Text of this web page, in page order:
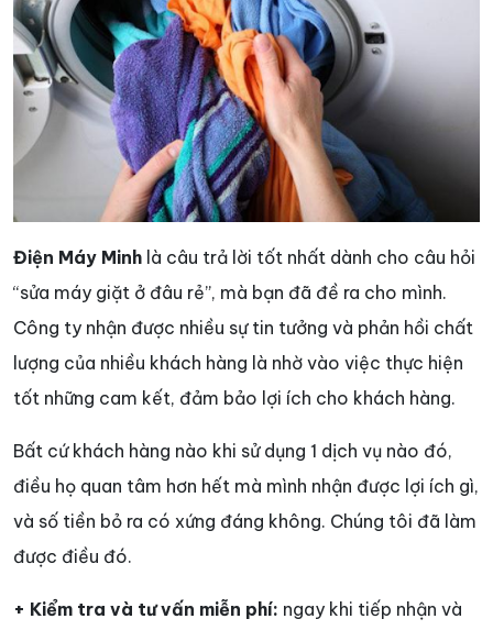
Điện Máy Minh là câu trả lời tốt nhất dành cho câu hỏi
“sửa máy giặt ở đâu rẻ”, mà bạn đã đề ra cho mình.
Công ty nhận được nhiều sự tin tưởng và phản hồi chất
lượng của nhiều khách hàng là nhờ vào việc thực hiện
tốt những cam kết, đảm bảo lợi ích cho khách hàng.
Bất cứ khách hàng nào khi sử dụng 1 dịch vụ nào đó,
điều họ quan tâm hơn hết mà mình nhận được lợi ích gì,
và số tiền bỏ ra có xứng đáng không. Chúng tôi đã làm
được điều đó.
+ Kiểm tra và tư vấn miễn phí: ngay khi tiếp nhận và